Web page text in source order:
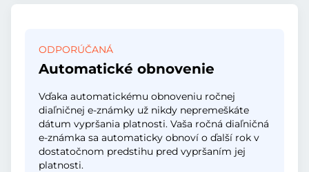
ODPORÚČANÁ
Automatické obnovenie
Vďaka automatickému obnoveniu ročnej
diaľničnej e-známky už nikdy nepremeškáte
dátum vypršania platnosti. Vaša ročná diaľničná
e-známka sa automaticky obnoví o ďalší rok v
dostatočnom predstihu pred vypršaním jej
platnosti.